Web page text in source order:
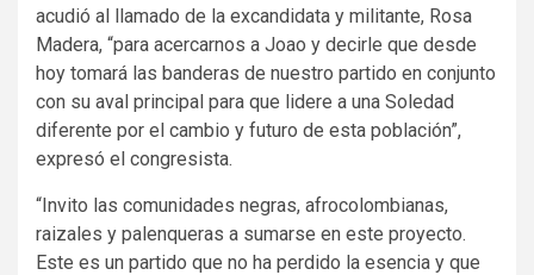
acudió al llamado de la excandidata y militante, Rosa
Madera, “para acercarnos a Joao y decirle que desde
hoy tomará las banderas de nuestro partido en conjunto
con su aval principal para que lidere a una Soledad
diferente por el cambio y futuro de esta población”,
expresó el congresista.
“Invito las comunidades negras, afrocolombianas,
raizales y palenqueras a sumarse en este proyecto.
Este es un partido que no ha perdido la esencia y que